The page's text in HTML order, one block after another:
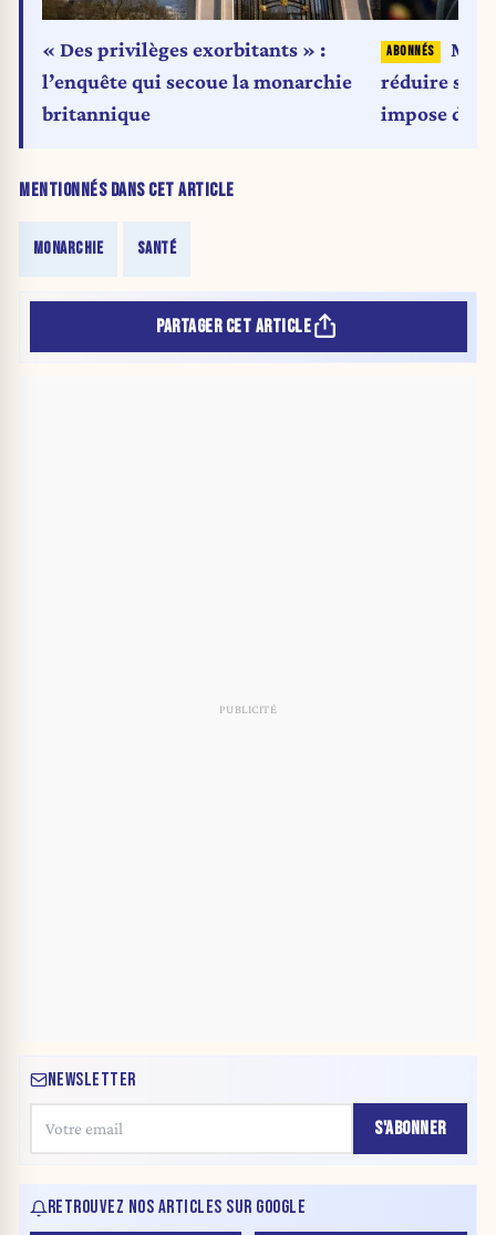
MENTIONNÉS DANS CET ARTICLE
MONARCHIE SANTÉ
« Des privilèges exorbitants » :
l’enquête qui secoue la monarchie
britannique
réduire ses
impose des
PARTAGER CET ARTICLE
NEWSLETTER
S'ABONNER
RETROUVEZ NOS ARTICLES SUR GOOGLE